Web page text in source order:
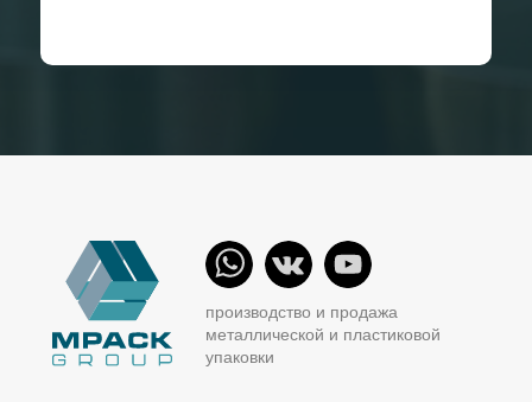
производство и продажа
металлической и пластиковой
упаковки